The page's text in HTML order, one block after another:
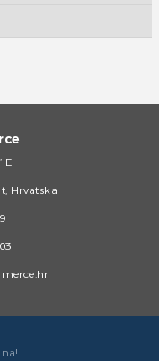
E
Hrvatska